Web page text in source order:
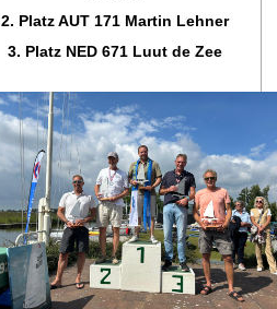
2. Platz AUT 171 Martin Lehner
3. Platz NED 671 Luut de Zee